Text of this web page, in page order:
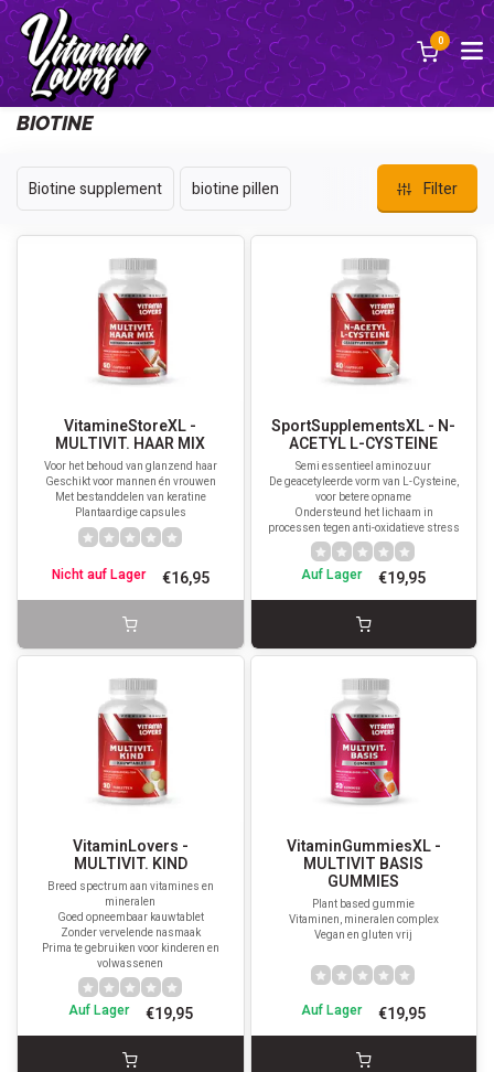
0
Zurück
BIOTINE
Biotine supplement biotine pillen Filter
VitamineStoreXL -
MULTIVIT. HAAR MIX
Voor het behoud van glanzend haar
Geschikt voor mannen én vrouwen
Met bestanddelen van keratine
Plantaardige capsules
€16,95
Nicht auf Lager
SportSupplementsXL - N-
ACETYL L-CYSTEINE
Semi essentieel aminozuur
De geacetyleerde vorm van L-Cysteine,
voor betere opname
Ondersteund het lichaam in
processen tegen anti-oxidatieve stress
€19,95
Auf Lager
VitaminLovers -
MULTIVIT. KIND
Breed spectrum aan vitamines en
mineralen
Goed opneembaar kauwtablet
Zonder vervelende nasmaak
Prima te gebruiken voor kinderen en
volwassenen
€19,95
Auf Lager
VitaminGummiesXL -
MULTIVIT BASIS
GUMMIES
Plant based gummie
Vitaminen, mineralen complex
Vegan en gluten vrij
€19,95
Auf Lager